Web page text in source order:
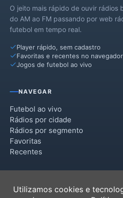
O jeito mais rápido de ouvir rádios
do AM ao FM passando por web
futebol em tempo real.
Player rápido, sem cadastro
Favoritas e recentes no navegador
Jogos de futebol ao vivo
NAVEGAR
Futebol ao vivo
Rádios por cidade
Rádios por segmento
Favoritas
Recentes
Utilizamos cookies e